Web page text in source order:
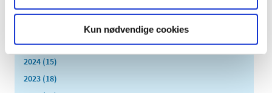
Kun nødvendige cookies
TID
2025 (13)
2024 (15)
2023 (18)